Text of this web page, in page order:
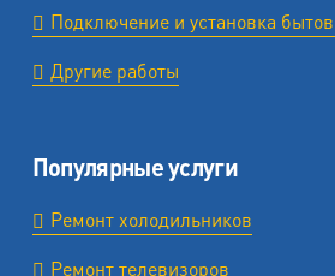
Подключение и установка
Другие работы
Популярные услуги
Ремонт холодильников
Ремонт телевизоров